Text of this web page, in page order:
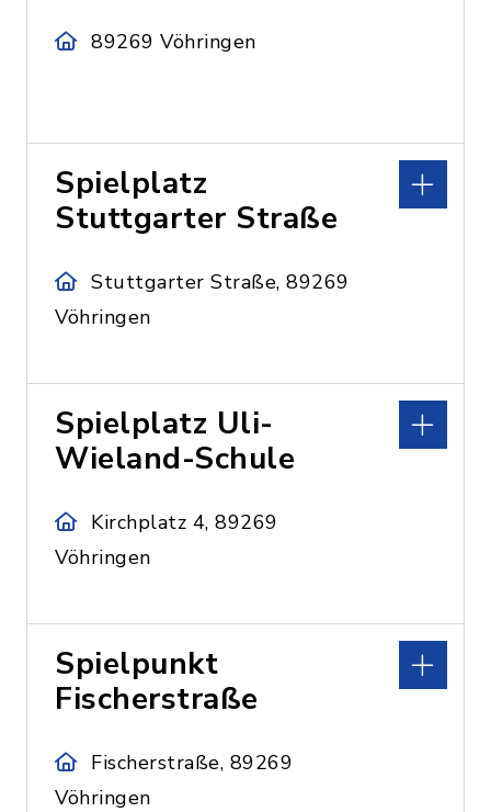
89269 Vöhringen
Spielplatz
Stuttgarter Straße
Stuttgarter Straße, 89269
Vöhringen
Spielplatz Uli-
Wieland-Schule
Kirchplatz 4, 89269
Vöhringen
Spielpunkt
Fischerstraße
Fischerstraße, 89269
Vöhringen